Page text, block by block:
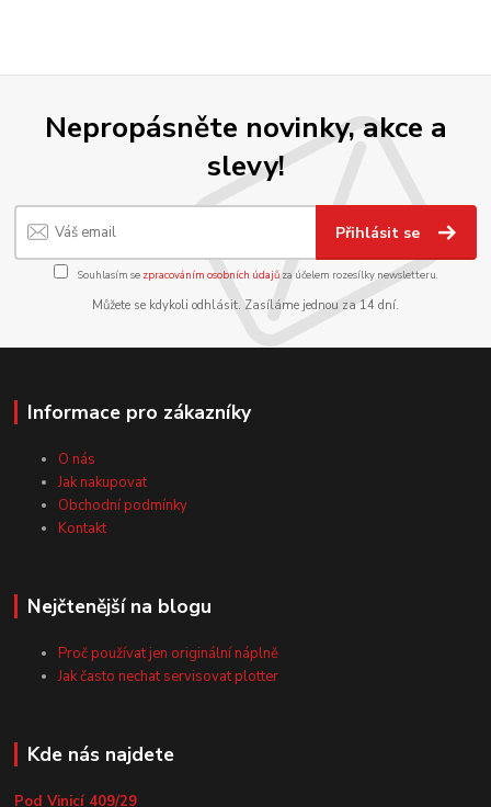
Nepropásněte novinky, akce a
slevy!
Přihlásit se
Souhlasím se zpracováním osobních údajůza účelem rozesílky newsletteru.
Můžete se kdykoli odhlásit. Zasíláme jednou za 14 dní.
Informace pro zákazníky
O nás
Jak nakupovat
Obchodní podmínky
Kontakt
Nejčtenější na blogu
Proč používat jen originální náplně
Jak často nechat servisovat plotter
Kde nás najdete
Pod Vinicí 409/29